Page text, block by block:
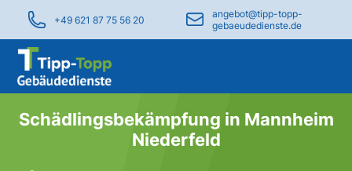
+49 621 87 75 56 20
angebot@tipp-topp-
gebaeudedienste.de
Schädlingsbekämpfung in Mannheim
Niederfeld